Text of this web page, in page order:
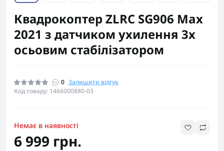
Квадрокоптер ZLRC SG906 Max
2021 з датчиком ухилення 3х
осьовим стабілізатором
0 Залишити відгук
Код товару: 1466000880-03
Немає в наявності
6 999 грн.